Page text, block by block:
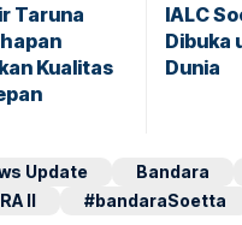
Taruna
Kualitas
IALC
Dibuka
Dunia
Update Bandara
II #bandaraSoetta